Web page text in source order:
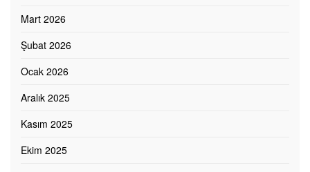
Mart 2026
Şubat 2026
Ocak 2026
Aralık 2025
Kasım 2025
Ekim 2025